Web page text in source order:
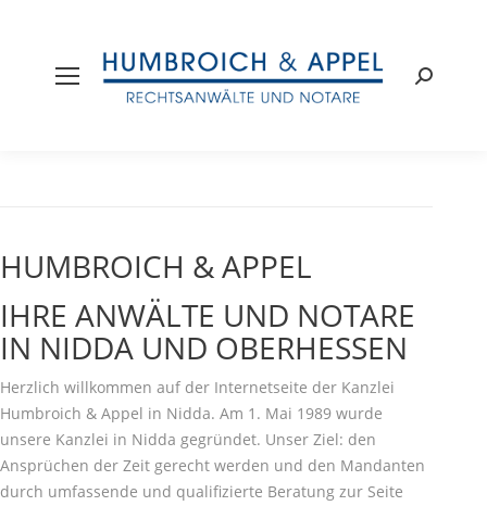
Search:
HUMBROICH & APPEL
IHRE ANWÄLTE UND NOTARE
IN NIDDA UND OBERHESSEN
Herzlich willkommen auf der Internetseite der Kanzlei
Humbroich & Appel in Nidda. Am 1. Mai 1989 wurde
unsere Kanzlei in Nidda gegründet. Unser Ziel: den
Ansprüchen der Zeit gerecht werden und den Mandanten
durch umfassende und qualifizierte Beratung zur Seite